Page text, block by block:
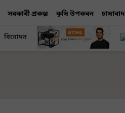
সরকারী প্রকল্প কৃষি উপকরন চাষাবাদ
বিনোদন